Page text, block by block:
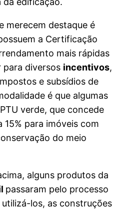
merecem destaque é
a Certificação
mais rápidas
para diversos incentivos,
e subsídios de
é que algumas
verde, que concede
15% para imóveis com
do meio
alguns produtos da
passaram pelo processo
los, as construções